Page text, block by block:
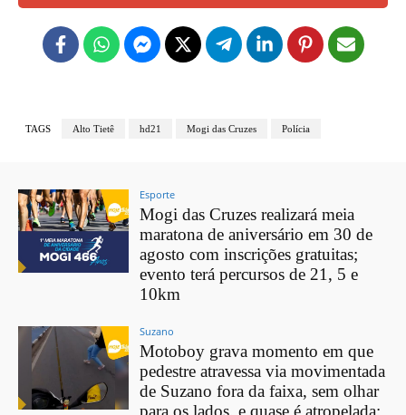
TAGS Alto Tietê hd21 Mogi das Cruzes Polícia
Esporte
Mogi das Cruzes realizará meia
maratona de aniversário em 30 de
agosto com inscrições gratuitas;
evento terá percursos de 21, 5 e
10km
Suzano
Motoboy grava momento em que
pedestre atravessa via movimentada
de Suzano fora da faixa, sem olhar